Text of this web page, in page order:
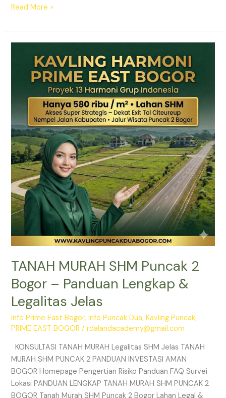
Read More »
TANAH MURAH SHM Puncak 2
Bogor – Panduan Lengkap &
Legalitas Jelas
Info Prime East Bogor,Info Puncak Dua,Kavling Puncak,
PRIME EAST BOGOR /rdalandacademy@gmail.com
KONSULTASI TANAH MURAH Legalitas SHM Jelas TANAH
MURAH SHM PUNCAK 2 PANDUAN INVESTASI AMAN
BOGOR Homepage Pengertian Risiko Panduan FAQ Survei
Lokasi PANDUAN LENGKAP TANAH MURAH SHM PUNCAK 2
BOGOR Tanah Murah SHM Puncak 2 Bogor Lahan Legal &
MURAH
Puncak
Panduan
Lengkap
&
Legalitas
Jelas